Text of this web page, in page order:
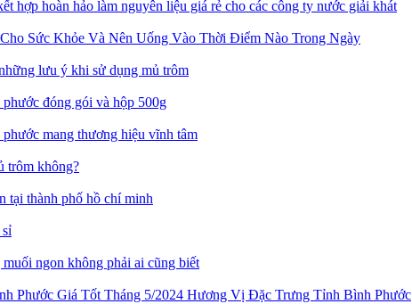
hợp hoàn hảo làm nguyên liệu giá rẻ cho các công ty nước giải khát
Sức Khỏe Và Nên Uống Vào Thời Điểm Nào Trong Ngày
lưu ý khi sử dụng mủ trôm
đóng gói và hộp 500g
mang thương hiệu vĩnh tâm
trôm không?
tại thành phố hồ chí minh
ngon không phải ai cũng biết
Phước Giá Tốt Tháng 5/2024 Hương Vị Đặc Trưng Tỉnh Bình Phước